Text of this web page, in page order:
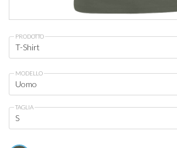
PRODOTTO
MODELLO
TAGLIA